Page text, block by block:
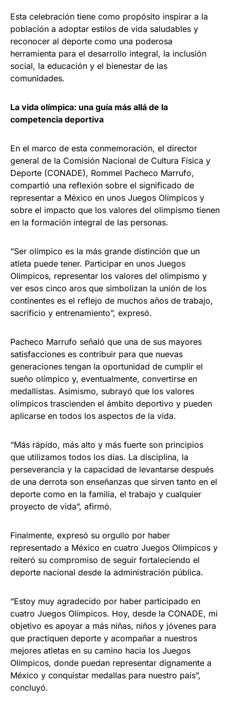
Esta celebración tiene como propósito inspirar a la
población a adoptar estilos de vida saludables y
reconocer al deporte como una poderosa
herramienta para el desarrollo integral, la inclusión
social, la educación y el bienestar de las
comunidades.
La vida olímpica: una guía más allá de la
competencia deportiva
En el marco de esta conmemoración, el director
general de la Comisión Nacional de Cultura Física y
Deporte (CONADE), Rommel Pacheco Marrufo,
compartió una reflexión sobre el significado de
representar a México en unos Juegos Olímpicos y
sobre el impacto que los valores del olimpismo tienen
en la formación integral de las personas.
“Ser olímpico es la más grande distinción que un
atleta puede tener. Participar en unos Juegos
Olímpicos, representar los valores del olimpismo y
ver esos cinco aros que simbolizan la unión de los
continentes es el reflejo de muchos años de trabajo,
sacrificio y entrenamiento”, expresó.
Pacheco Marrufo señaló que una de sus mayores
satisfacciones es contribuir para que nuevas
generaciones tengan la oportunidad de cumplir el
sueño olímpico y, eventualmente, convertirse en
medallistas. Asimismo, subrayó que los valores
olímpicos trascienden el ámbito deportivo y pueden
aplicarse en todos los aspectos de la vida.
“Más rápido, más alto y más fuerte son principios
que utilizamos todos los días. La disciplina, la
perseverancia y la capacidad de levantarse después
de una derrota son enseñanzas que sirven tanto en el
deporte como en la familia, el trabajo y cualquier
proyecto de vida”, afirmó.
Finalmente, expresó su orgullo por haber
representado a México en cuatro Juegos Olímpicos y
reiteró su compromiso de seguir fortaleciendo el
deporte nacional desde la administración pública.
“Estoy muy agradecido por haber participado en
cuatro Juegos Olímpicos. Hoy, desde la CONADE, mi
objetivo es apoyar a más niñas, niños y jóvenes para
que practiquen deporte y acompañar a nuestros
mejores atletas en su camino hacia los Juegos
Olímpicos, donde puedan representar dignamente a
México y conquistar medallas para nuestro país”,
concluyó.